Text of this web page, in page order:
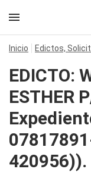
Inicio Edictos,
EDICTO:
ESTHER
420956)).